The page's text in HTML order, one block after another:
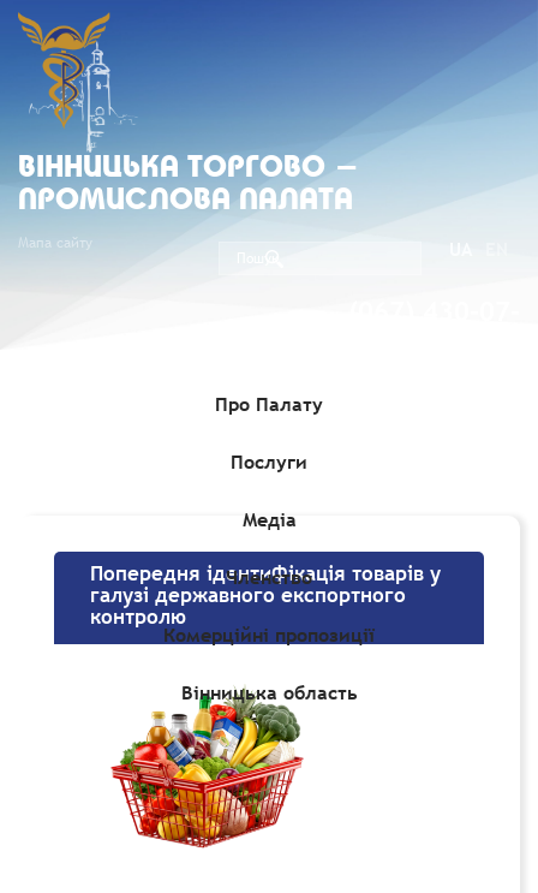
ВIННИЦЬКА ТОРГОВО -
ПРОМИСЛОВА ПАЛАТА
Мапа сайту
Про Палату
Послуги
Медіа
Членство
Комерційні пропозиції
Вінницька область
Попередня ідентифікація товарів у галузі
Попередня ідентифікація товарів у
галузі державного експортного
контролю